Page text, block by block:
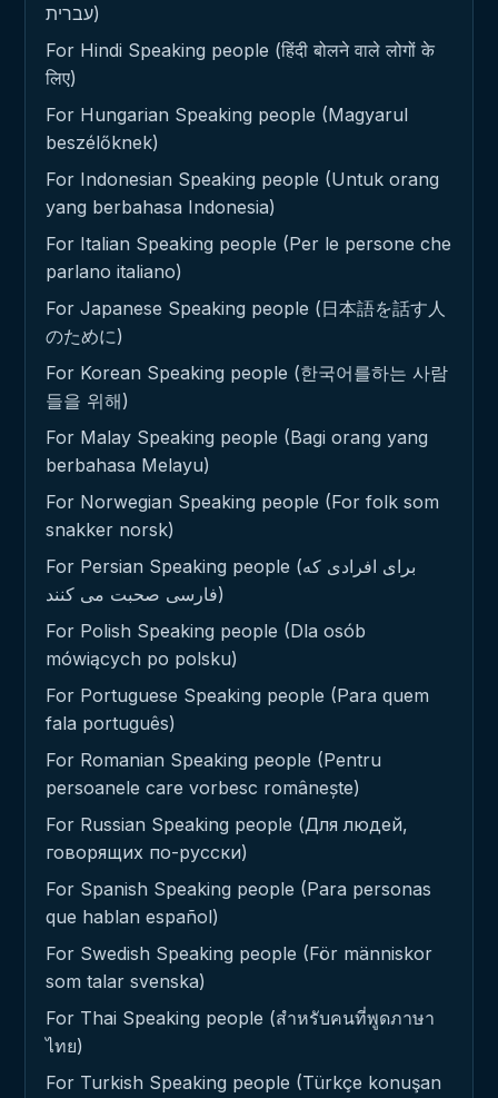
עברית)
For Hindi Speaking people (हिंदी बोलने वाले लोगों के
लिए)
For Hungarian Speaking people (Magyarul
beszélőknek)
For Indonesian Speaking people (Untuk orang
yang berbahasa Indonesia)
For Italian Speaking people (Per le persone che
parlano italiano)
For Japanese Speaking people (日本語を話す人
のために)
For Korean Speaking people (한국어를하는 사람
들을 위해)
For Malay Speaking people (Bagi orang yang
berbahasa Melayu)
For Norwegian Speaking people (For folk som
snakker norsk)
For Persian Speaking people (برای افرادی که
فارسی صحبت می کنند)
For Polish Speaking people (Dla osób
mówiących po polsku)
For Portuguese Speaking people (Para quem
fala português)
For Romanian Speaking people (Pentru
persoanele care vorbesc românește)
For Russian Speaking people (Для людей,
говорящих по-русски)
For Spanish Speaking people (Para personas
que hablan español)
For Swedish Speaking people (För människor
som talar svenska)
For Thai Speaking people (สำหรับคนที่พูดภาษา
ไทย)
For Turkish Speaking people (Türkçe konuşan